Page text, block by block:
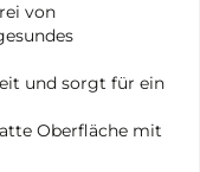
von
und sorgt für ein
Oberfläche mit